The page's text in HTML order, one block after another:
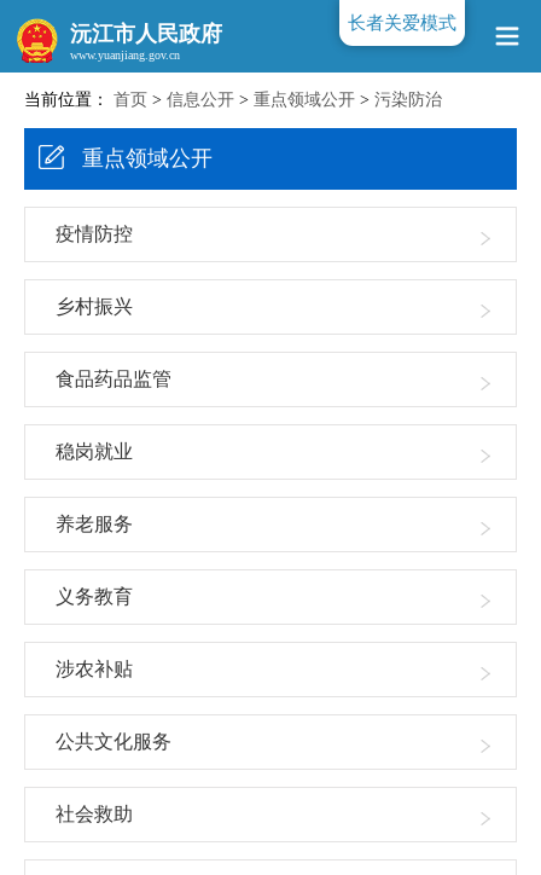
沅江市人民政府
www.yuanjiang.gov.cn
当前位置： 首页 > 信息公开 > 重点领域公开 > 污染防治
重点领域公开
疫情防控
乡村振兴
食品药品监管
稳岗就业
养老服务
义务教育
涉农补贴
公共文化服务
社会救助
长者关爱模式